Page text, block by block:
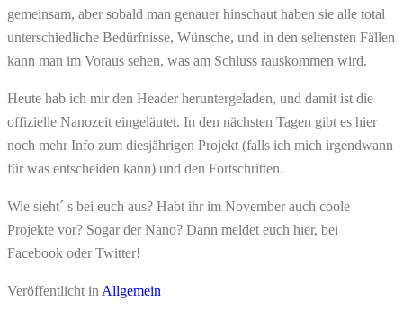
gemeinsam, aber sobald man genauer hinschaut haben sie alle total
unterschiedliche Bedürfnisse, Wünsche, und in den seltensten Fällen
kann man im Voraus sehen, was am Schluss rauskommen wird.
Heute hab ich mir den Header heruntergeladen, und damit ist die
offizielle Nanozeit eingeläutet. In den nächsten Tagen gibt es hier
noch mehr Info zum diesjährigen Projekt (falls ich mich irgendwann
für was entscheiden kann) und den Fortschritten.
Wie sieht´ s bei euch aus? Habt ihr im November auch coole
Projekte vor? Sogar der Nano? Dann meldet euch hier, bei
Facebook oder Twitter!
Veröffentlicht in Allgemein